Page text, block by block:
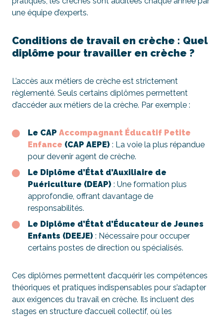
une équipe d’experts.
Conditions de travail en crèche : Quel
diplôme pour travailler en crèche ?
L’accès aux métiers de crèche est strictement
règlementé. Seuls certains diplômes permettent
d’accéder aux métiers de la crèche. Par exemple :
Le CAP Accompagnant Éducatif Petite
Enfance (CAP AEPE) : La voie la plus répandue
pour devenir agent de crèche.
Le Diplôme d’État d’Auxiliaire de
Puériculture (DEAP) : Une formation plus
approfondie, offrant davantage de
responsabilités.
Le Diplôme d’État d’Éducateur de Jeunes
Enfants (DEEJE) : Nécessaire pour occuper
certains postes de direction ou spécialisés.
Ces diplômes permettent d’acquérir les compétences
théoriques et pratiques indispensables pour s’adapter
aux exigences du travail en crèche. Ils incluent des
stages en structure d’accueil collectif, où les